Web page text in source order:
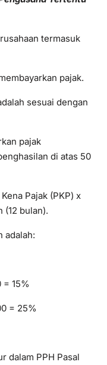
termasuk
pajak.
sesuai dengan
pajak
di atas 50
Pajak (PKP) x
(12 bulan).
adalah:
= 15%
= 25%
dalam PPH Pasal